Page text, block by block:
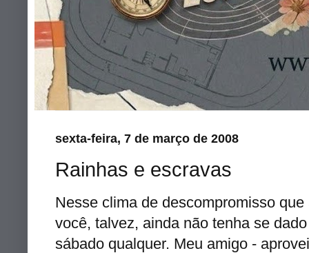
sexta-feira, 7 de março de 2008
Rainhas e escravas
Nesse clima de descompromisso
você, talvez, ainda não tenha se
sábado qualquer. Meu amigo -